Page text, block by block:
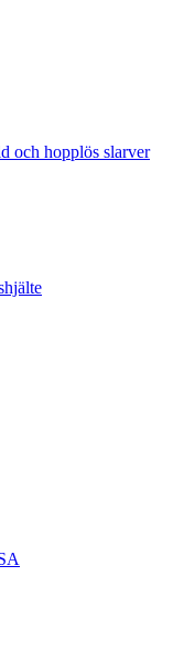
och hopplös slarver